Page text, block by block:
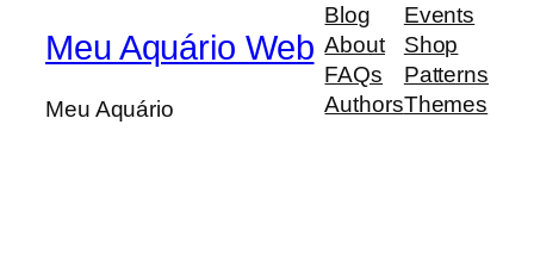
Meu Aquário Web
Meu Aquário
Blog
About
FAQs
Authors
Events
Shop
Patterns
Themes